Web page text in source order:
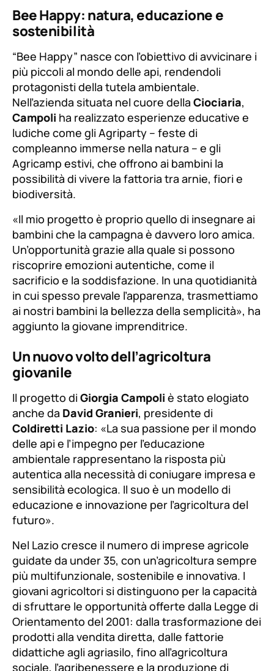
Bee Happy: natura, educazione e
sostenibilità
“Bee Happy” nasce con l’obiettivo di avvicinare i
più piccoli al mondo delle api, rendendoli
protagonisti della tutela ambientale.
Nell’azienda situata nel cuore della Ciociaria,
Campoli ha realizzato esperienze educative e
ludiche come gli Agriparty – feste di
compleanno immerse nella natura – e gli
Agricamp estivi, che offrono ai bambini la
possibilità di vivere la fattoria tra arnie, fiori e
biodiversità.
«Il mio progetto è proprio quello di insegnare ai
bambini che la campagna è davvero loro amica.
Un’opportunità grazie alla quale si possono
riscoprire emozioni autentiche, come il
sacrificio e la soddisfazione. In una quotidianità
in cui spesso prevale l’apparenza, trasmettiamo
ai nostri bambini la bellezza della semplicità», ha
aggiunto la giovane imprenditrice.
Un nuovo volto dell’agricoltura
giovanile
Il progetto di Giorgia Campoli è stato elogiato
anche da David Granieri, presidente di
Coldiretti Lazio: «La sua passione per il mondo
delle api e l’impegno per l’educazione
ambientale rappresentano la risposta più
autentica alla necessità di coniugare impresa e
sensibilità ecologica. Il suo è un modello di
educazione e innovazione per l’agricoltura del
futuro».
Nel Lazio cresce il numero di imprese agricole
guidate da under 35, con un’agricoltura sempre
più multifunzionale, sostenibile e innovativa. I
giovani agricoltori si distinguono per la capacità
di sfruttare le opportunità offerte dalla Legge di
Orientamento del 2001: dalla trasformazione dei
prodotti alla vendita diretta, dalle fattorie
didattiche agli agriasilo, fino all’agricoltura
sociale, l’agribenessere e la produzione di